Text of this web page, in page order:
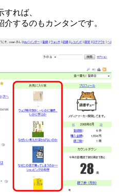
れば、
するのもカンタンです。